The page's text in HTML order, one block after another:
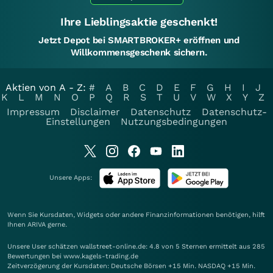
Ihre Lieblingsaktie geschenkt!
Jetzt Depot bei SMARTBROKER+ eröffnen und
Willkommensgeschenk sichern.
Aktien von A - Z: # A B C D E F G H I
J
K
L M N O P Q R S T U V W X Y
Z
Impressum
Disclaimer Datenschutz
Datenschutz-
Einstellungen
Nutzungsbedingungen
Unsere Apps:
Wenn Sie Kursdaten, Widgets oder andere Finanzinformationen benötigen, hilft
Ihnen ARIVA gerne.
Unsere User schätzen wallstreet-online.de: 4.8 von 5 Sternen ermittelt aus 285
Bewertungen bei www.kagels-trading.de
Zeitverzögerung der Kursdaten: Deutsche Börsen +15 Min. NASDAQ +15 Min.